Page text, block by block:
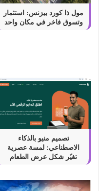
مول ذا كورد بيزنس: استثمار
وتسوق فاخر في مكان واحد
تصميم منيو بالذكاء
الاصطناعي: لمسة عصرية
تغيّر شكل عرض الطعام